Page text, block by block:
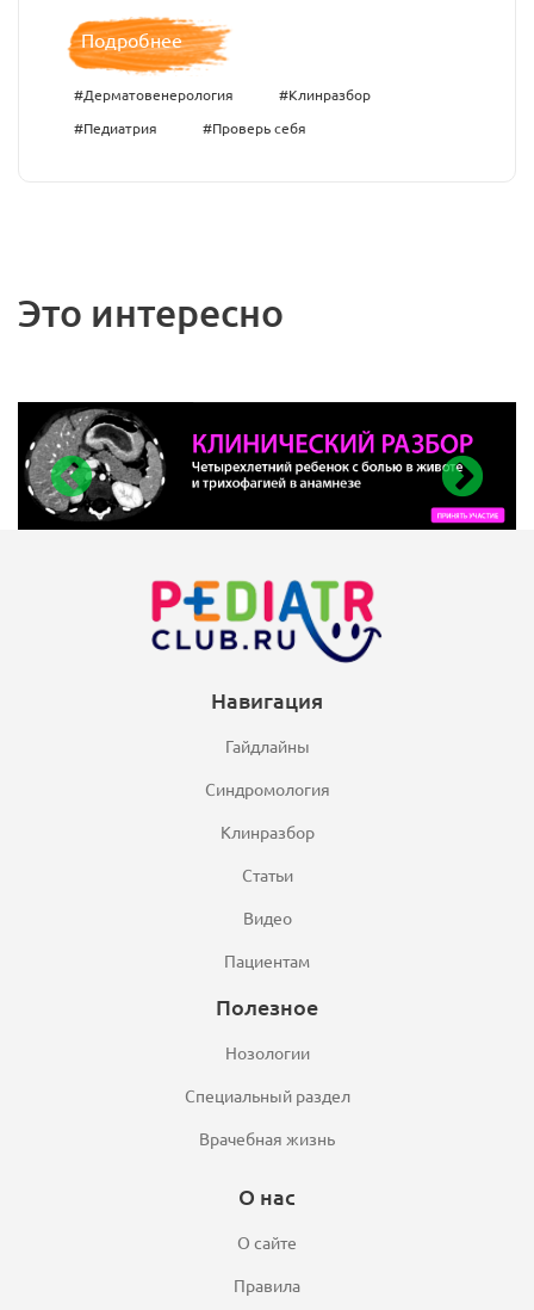
Подробнее
#Дерматовенерология #Клинразбор
#Педиатрия #Проверь себя
Это интересно
Навигация
Гайдлайны
Синдромология
Клинразбор
Статьи
Видео
Пациентам
Полезное
Нозологии
Специальный раздел
Врачебная жизнь
О нас
О сайте
Правила